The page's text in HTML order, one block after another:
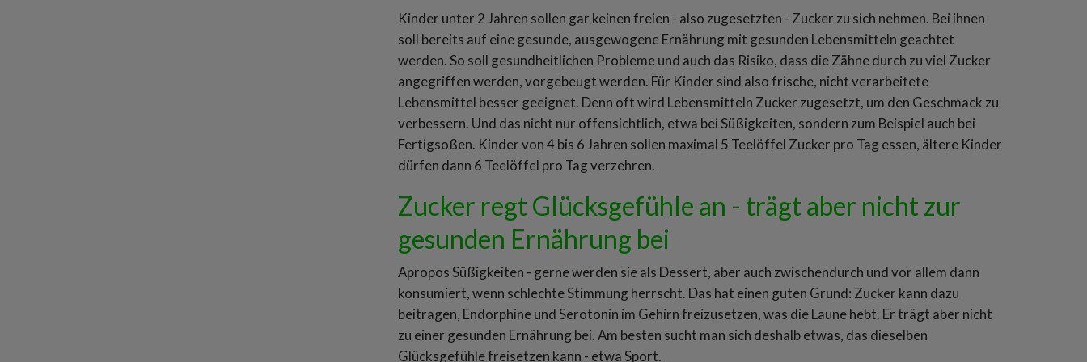
Kinder unter 2 Jahren sollen gar keinen freien - also zugesetzten - Zucker zu sich nehmen. Bei ihnen
soll bereits auf eine gesunde, ausgewogene Ernährung mit gesunden Lebensmitteln geachtet
werden. So soll gesundheitlichen Probleme und auch das Risiko, dass die Zähne durch zu viel Zucker
angegriffen werden, vorgebeugt werden. Für Kinder sind also frische, nicht verarbeitete
Lebensmittel besser geeignet. Denn oft wird Lebensmitteln Zucker zugesetzt, um den Geschmack zu
verbessern. Und das nicht nur offensichtlich, etwa bei Süßigkeiten, sondern zum Beispiel auch bei
Fertigsoßen. Kinder von 4 bis 6 Jahren sollen maximal 5 Teelöffel Zucker pro Tag essen, ältere Kinder
dürfen dann 6 Teelöffel pro Tag verzehren.
Zucker regt Glücksgefühle an - trägt aber nicht zur
gesunden Ernährung bei
Apropos Süßigkeiten - gerne werden sie als Dessert, aber auch zwischendurch und vor allem dann
konsumiert, wenn schlechte Stimmung herrscht. Das hat einen guten Grund: Zucker kann dazu
beitragen, Endorphine und Serotonin im Gehirn freizusetzen, was die Laune hebt. Er trägt aber nicht
zu einer gesunden Ernährung bei. Am besten sucht man sich deshalb etwas, das dieselben
Glücksgefühle freisetzen kann - etwa Sport.